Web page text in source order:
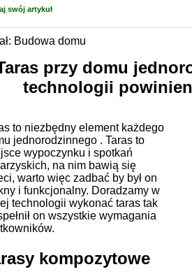
swój artykuł
Budowa domu
przy domu
technologii
to niezbędny element każdego
jednorodzinnego . Taras to
wypoczynku i spotkań
na nim bawią się
warto więc zadbać by był on
i funkcjonalny. Doradzamy w
technologii wykonać taras tak
on wszystkie wymagania
kompozytowe